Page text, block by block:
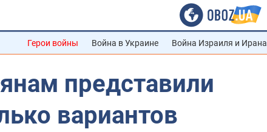
Герои войны Война в Украине Война Израиля и Ирана
представили
вариантов